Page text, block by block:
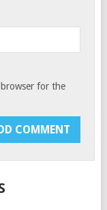
for the